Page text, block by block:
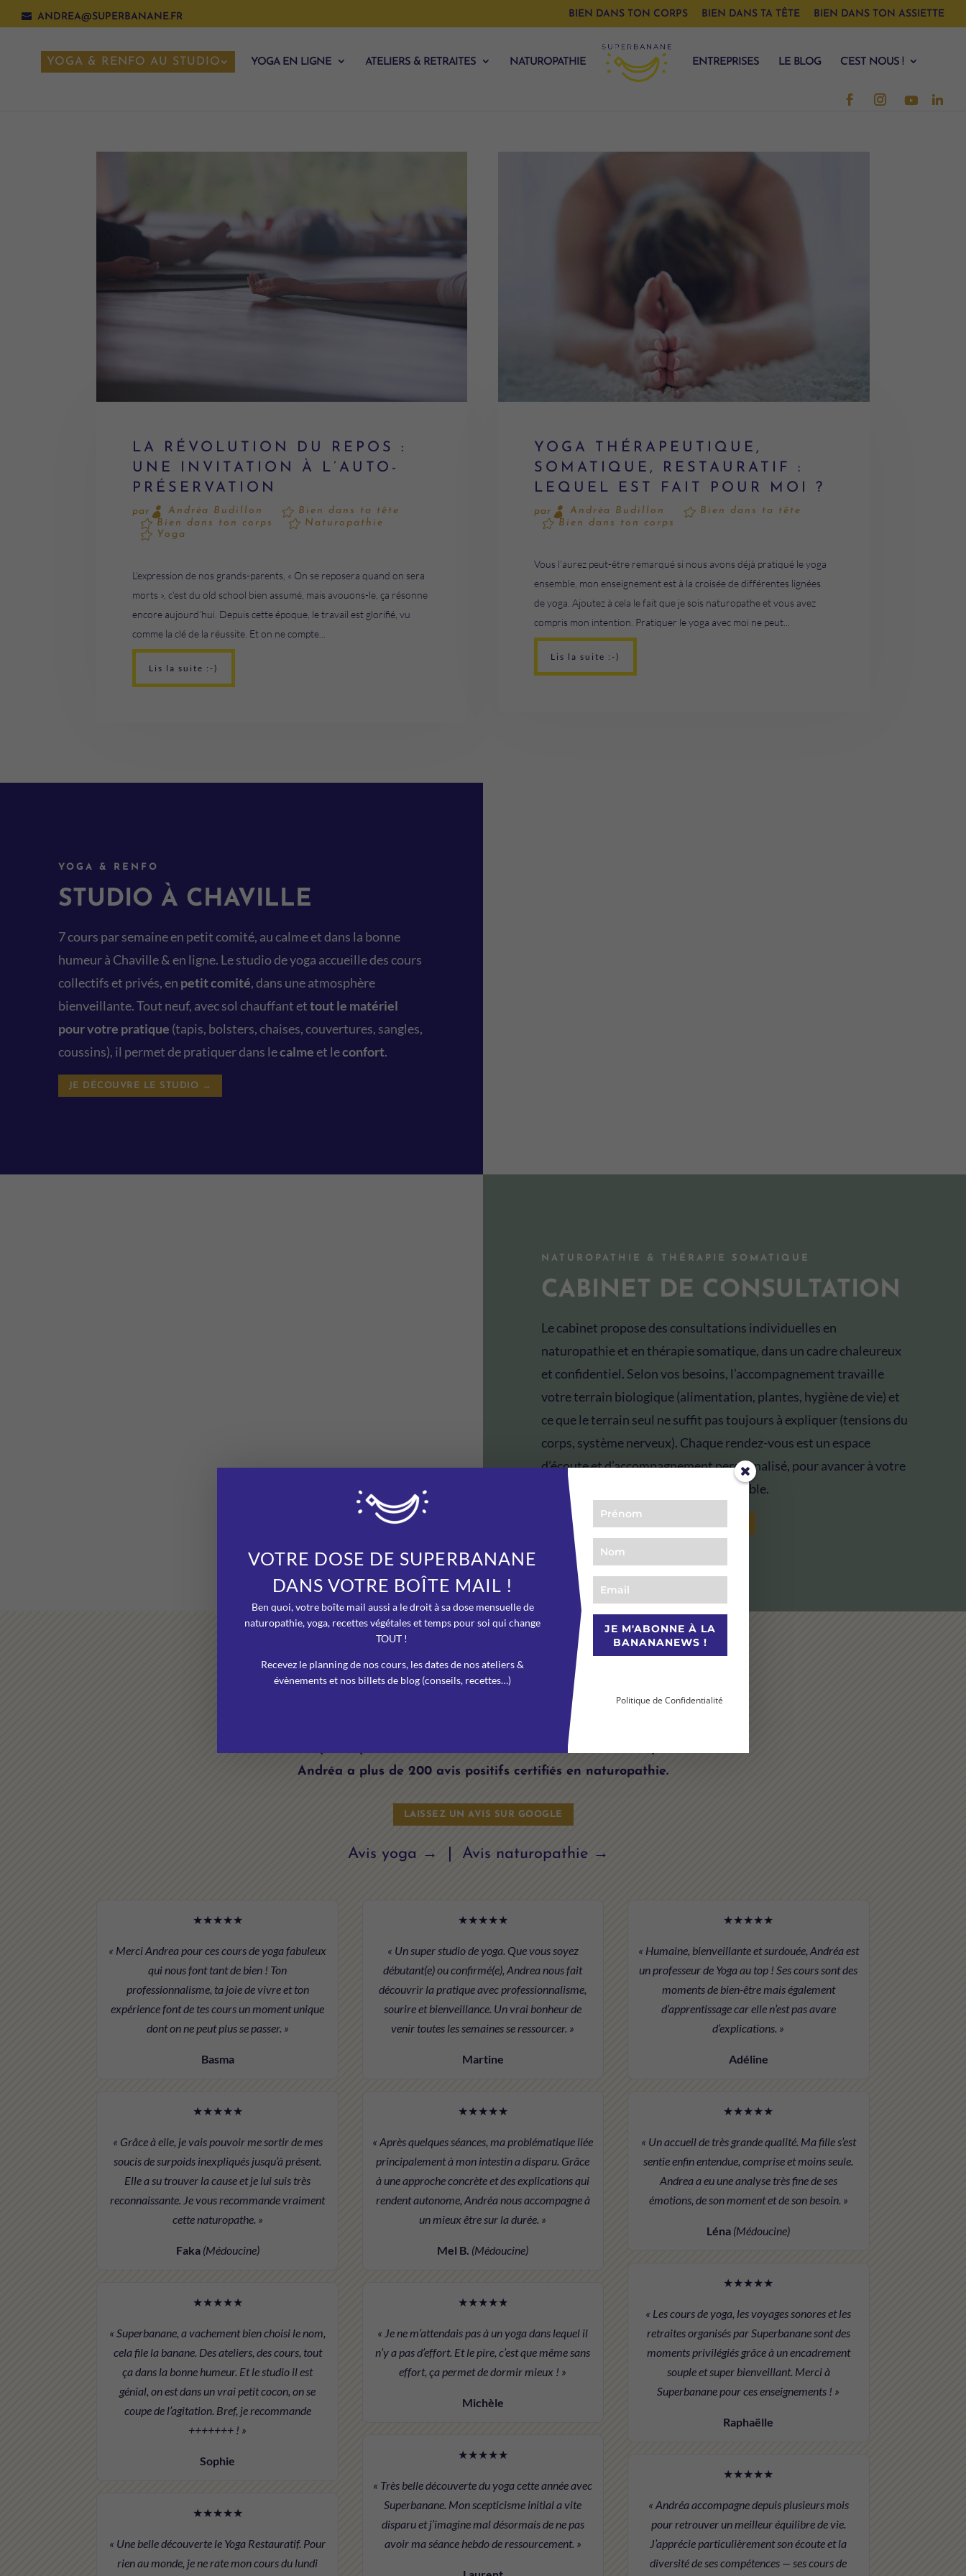
ANDREA@SUPERBANANE.FR BIEN DANS TON CORPS BIEN DANS TA TÊTE BIEN DANS TON ASSIETTE
YOGA & RENFO AU STUDIO YOGA EN LIGNE ATELIERS & RETRAITES NATUROPATHIE ENTREPRISES LE BLOG C’EST NOUS !
LA RÉVOLUTION DU REPOS :
UNE INVITATION À L’AUTO-
PRÉSERVATION
par Andréa Budillon
Bien dans ta tête
Bien dans ton corps
Naturopathie
Yoga
L’expression de nos grands-parents, « On se reposera quand on sera
morts », c’est du old school bien assumé, mais avouons-le, ça résonne
encore aujourd’hui. Depuis cette époque, le travail est glorifié, vu
comme la clé de la réussite. Et on ne compte...
Lis la suite :-)
YOGA THÉRAPEUTIQUE,
SOMATIQUE, RESTAURATIF :
LEQUEL EST FAIT POUR MOI ?
par Andréa Budillon
Bien dans ta tête
Bien dans ton corps
Vous l’aurez peut-être remarqué si nous avons déjà pratiqué le yoga
ensemble, mon enseignement est à la croisée de différentes lignées
de yoga. Ajoutez à cela le fait que je sois naturopathe et vous avez
compris mon intention. Pratiquer le yoga avec moi ne peut...
Lis la suite :-)
YOGA & RENFO
STUDIO À CHAVILLE
7 cours par semaine en petit comité, au calme et dans la bonne
humeur à Chaville & en ligne. Le studio de yoga accueille des cours
collectifs et privés, en petit comité, dans une atmosphère
bienveillante. Tout neuf, avec sol chauffant ettout le matériel
pour votre pratique (tapis, bolsters, chaises, couvertures, sangles,
coussins), il permet de pratiquer dans lecalmeet leconfort.
JE DÉCOUVRE LE STUDIO →
NATUROPATHIE & THÉRAPIE SOMATIQUE
CABINET DE CONSULTATION
Le cabinet propose des consultations individuelles en
naturopathie et en thérapie somatique, dans un cadre chaleureux
et confidentiel. Selon vos besoins, l’accompagnement travaille
votre terrain biologique (alimentation, plantes, hygiène de vie) et
ce que le terrain seul ne suffit pas toujours à expliquer (tensions du
corps, système nerveux). Chaque rendez-vous est un espace
d’écoute et d’accompagnement personnalisé, pour avancer à votre
rythme et retrouver un équilibre durable.
JE DÉCOUVRE LES CONSULTATIONS→
LOVE SUR VOUS
Ce que vous dites de Superbanane : yoga, naturopathie, ateliers.
99,96% des participants recommandent les cours & ateliers de Superbanane
Andréa a plus de 200 avis positifs certifiés en naturopathie.
LAISSEZ UN AVIS SUR GOOGLE
Avis yoga → Avis naturopathie →
★★★★★
« Merci Andrea pour ces cours de yoga fabuleux
qui nous font tant de bien ! Ton
professionnalisme, ta joie de vivre et ton
expérience font de tes cours un moment unique
dont on ne peut plus se passer. »
Basma
★★★★★
« Grâce à elle, je vais pouvoir me sortir de mes
soucis de surpoids inexpliqués jusqu’à présent.
Elle a su trouver la cause et je lui suis très
reconnaissante. Je vous recommande vraiment
cette naturopathe. »
Faka (Médoucine)
★★★★★
« Superbanane, a vachement bien choisi le nom,
cela file la banane. Des ateliers, des cours, tout
ça dans la bonne humeur. Et le studio il est
génial, on est dans un vrai petit cocon, on se
coupe de l’agitation. Bref, je recommande
+++++++ ! »
Sophie
★★★★★
« Une belle découverte le Yoga Restauratif. Pour
rien au monde, je ne rate mon cours du lundi
★★★★★
« Un super studio de yoga. Que vous soyez
débutant(e) ou confirmé(e), Andrea nous fait
découvrir la pratique avec professionnalisme,
sourire et bienveillance. Un vrai bonheur de
venir toutes les semaines se ressourcer. »
Martine
★★★★★
« Après quelques séances, ma problématique liée
principalement à mon intestin a disparu. Grâce
à une approche concrète et des explications qui
rendent autonome, Andréa nous accompagne à
un mieux être sur la durée. »
Mel B. (Médoucine)
★★★★★
« Je ne m’attendais pas à un yoga dans lequel il
n’y a pas d’effort. Et le pire, c’est que même sans
effort, ça permet de dormir mieux ! »
Michèle
★★★★★
« Très belle découverte du yoga cette année avec
Superbanane. Mon scepticisme initial a vite
disparu et j’imagine mal désormais de ne pas
avoir ma séance hebdo de ressourcement. »
★★★★★
« Humaine, bienveillante et surdouée, Andréa est
un professeur de Yoga au top ! Ses cours sont des
moments de bien-être mais également
d’apprentissage car elle n’est pas avare
d’explications. »
Adéline
★★★★★
« Un accueil de très grande qualité. Ma fille s’est
sentie enfin entendue, comprise et moins seule.
Andrea a eu une analyse très fine de ses
émotions, de son moment et de son besoin. »
Léna (Médoucine)
★★★★★
« Les cours de yoga, les voyages sonores et les
retraites organisés par Superbanane sont des
moments privilégiés grâce à un encadrement
souple et super bienveillant. Merci à
Superbanane pour ces enseignements ! »
Raphaëlle
★★★★★
« Andréa accompagne depuis plusieurs mois
pour retrouver un meilleur équilibre de vie.
J’apprécie particulièrement son écoute et la
diversité de ses compétences — ses cours de
VOTRE DOSE DE SUPERBANANE
DANS VOTRE BOÎTE MAIL !
Ben quoi, votre boîte mail aussi a le droit à sa dose mensuelle de
naturopathie, yoga, recettes végétales et temps pour soi qui change
TOUT !
Recevez le planning de nos cours, les dates de nos ateliers &
évènements et nos billets de blog (conseils, recettes…)
JE M'ABONNE À LA
BANANANEWS !
Politique de Confidentialité